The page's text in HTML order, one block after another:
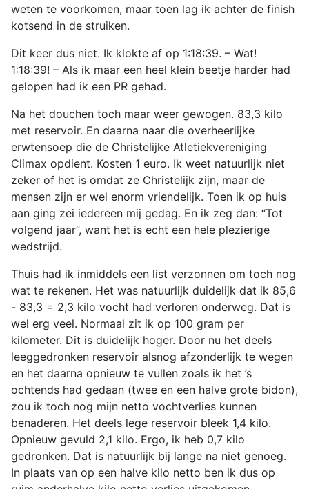
weten te voorkomen, maar toen lag ik achter de finish
kotsend in de struiken.
Dit keer dus niet. Ik klokte af op 1:18:39. – Wat!
1:18:39! – Als ik maar een heel klein beetje harder had
gelopen had ik een PR gehad.
Na het douchen toch maar weer gewogen. 83,3 kilo
met reservoir. En daarna naar die overheerlijke
erwtensoep die de Christelijke Atletiekvereniging
Climax opdient. Kosten 1 euro. Ik weet natuurlijk niet
zeker of het is omdat ze Christelijk zijn, maar de
mensen zijn er wel enorm vriendelijk. Toen ik op huis
aan ging zei iedereen mij gedag. En ik zeg dan: “Tot
volgend jaar”, want het is echt een hele plezierige
wedstrijd.
Thuis had ik inmiddels een list verzonnen om toch nog
wat te rekenen. Het was natuurlijk duidelijk dat ik 85,6
- 83,3 = 2,3 kilo vocht had verloren onderweg. Dat is
wel erg veel. Normaal zit ik op 100 gram per
kilometer. Dit is duidelijk hoger. Door nu het deels
leeggedronken reservoir alsnog afzonderlijk te wegen
en het daarna opnieuw te vullen zoals ik het ’s
ochtends had gedaan (twee en een halve grote bidon),
zou ik toch nog mijn netto vochtverlies kunnen
benaderen. Het deels lege reservoir bleek 1,4 kilo.
Opnieuw gevuld 2,1 kilo. Ergo, ik heb 0,7 kilo
gedronken. Dat is natuurlijk bij lange na niet genoeg.
In plaats van op een halve kilo netto ben ik dus op